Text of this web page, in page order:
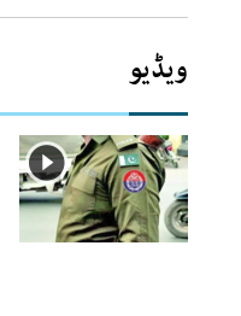
ویڈیو